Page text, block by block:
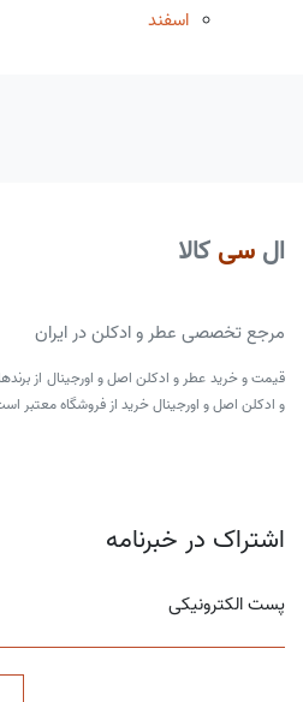
اسفند
ال سی کالا
مرجع تخصصی عطر و ادکلن در ایران
قیمت و خرید عطر و ادکلن اصل و اورجینال از
و ادکلن اصل و اورجینال خرید از فروشگاه معتبر
اشتراک در خبرنامه
پست الکترونیکی